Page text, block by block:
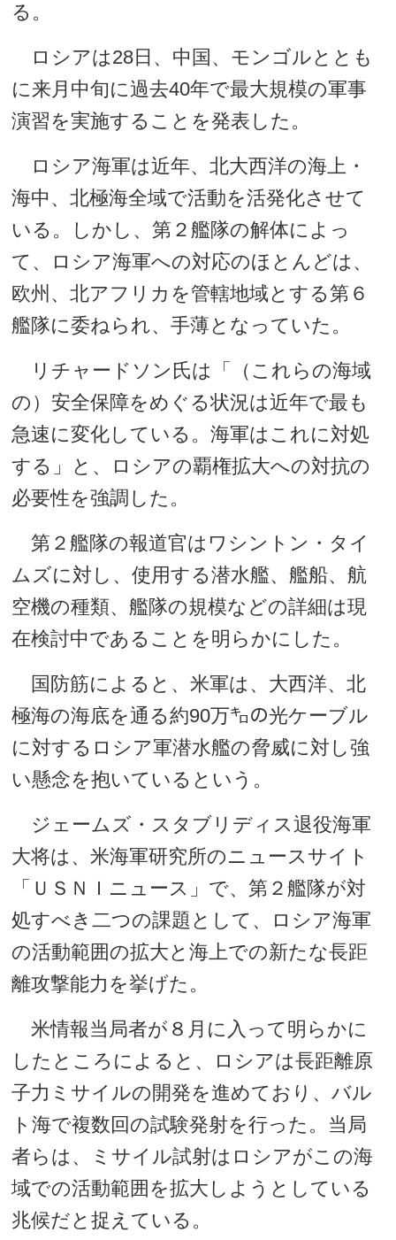
る。
ロシアは28日、中国、モンゴルととも
に来月中旬に過去40年で最大規模の軍事
演習を実施することを発表した。
ロシア海軍は近年、北大西洋の海上・
海中、北極海全域で活動を活発化させて
いる。しかし、第２艦隊の解体によっ
て、ロシア海軍への対応のほとんどは、
欧州、北アフリカを管轄地域とする第６
艦隊に委ねられ、手薄となっていた。
リチャードソン氏は「（これらの海域
の）安全保障をめぐる状況は近年で最も
急速に変化している。海軍はこれに対処
する」と、ロシアの覇権拡大への対抗の
必要性を強調した。
第２艦隊の報道官はワシントン・タイ
ムズに対し、使用する潜水艦、艦船、航
空機の種類、艦隊の規模などの詳細は現
在検討中であることを明らかにした。
国防筋によると、米軍は、大西洋、北
極海の海底を通る約90万㌔の光ケーブル
に対するロシア軍潜水艦の脅威に対し強
い懸念を抱いているという。
ジェームズ・スタブリディス退役海軍
大将は、米海軍研究所のニュースサイト
「ＵＳＮＩニュース」で、第２艦隊が対
処すべき二つの課題として、ロシア海軍
の活動範囲の拡大と海上での新たな長距
離攻撃能力を挙げた。
米情報当局者が８月に入って明らかに
したところによると、ロシアは長距離原
子力ミサイルの開発を進めており、バル
ト海で複数回の試験発射を行った。当局
者らは、ミサイル試射はロシアがこの海
域での活動範囲を拡大しようとしている
兆候だと捉えている。